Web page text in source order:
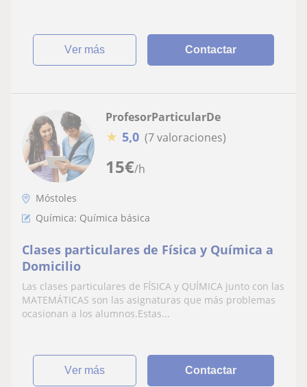
ver más Contactar
15€/h
ProfesorParticularDe
★ 5,0 (7 valoraciones)
Móstoles
Química: Química básica
Clases particulares de Física y Química a
Domicilio
Las clases particulares de FÍSICA y QUÍMICA junto con las
MATEMÁTICAS son las asignaturas que más problemas
ocasionan a los alumnos.Estas...
ver más Contactar